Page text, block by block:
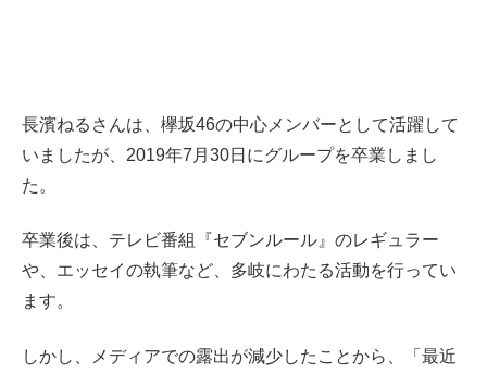
長濱ねるさんは、欅坂46の中心メンバーとして活躍して
いましたが、2019年7月30日にグループを卒業しまし
た。
卒業後は、テレビ番組『セブンルール』のレギュラー
や、エッセイの執筆など、多岐にわたる活動を行ってい
ます。
しかし、メディアでの露出が減少したことから、「最近